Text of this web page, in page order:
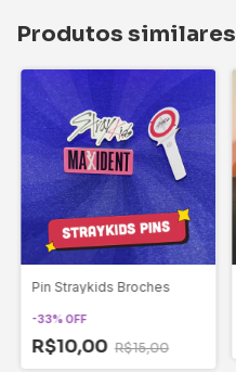
Produtos similares
Pin Straykids Broches
-33%OFF
R$10,00 R$15,00